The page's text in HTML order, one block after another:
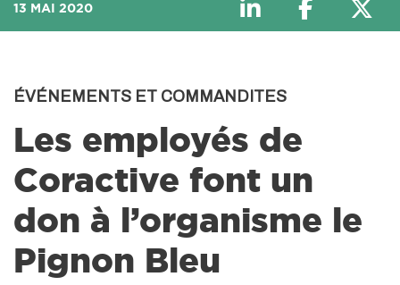
13 MAI 2020
ÉVÉNEMENTS ET COMMANDITES
Les employés de
Coractive font un
don à l’organisme le
Pignon Bleu